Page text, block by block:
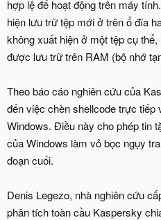
hợp lệ để hoạt động trên máy
hiện lưu trữ tệp mới ở trên ổ đĩa
không xuất hiện ở một tệp cụ
được lưu trữ trên RAM (bộ nhớ
Theo báo cáo nghiên cứu của
đến việc chèn shellcode trực
Windows. Điều này cho phép tin
của Windows làm vỏ bọc ngụy
đoạn cuối.
Denis Legezo, nhà nghiên cứu
phân tích toàn cầu Kaspersky